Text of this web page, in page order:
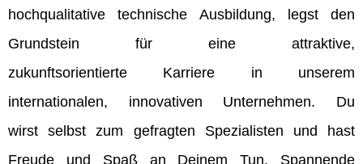
hochqualitative technische Ausbildung, legst den
Grundstein für eine attraktive,
zukunftsorientierte Karriere in unserem
internationalen, innovativen Unternehmen. Du
wirst selbst zum gefragten Spezialisten und hast
Freude und Spaß an Deinem Tun. Spannende